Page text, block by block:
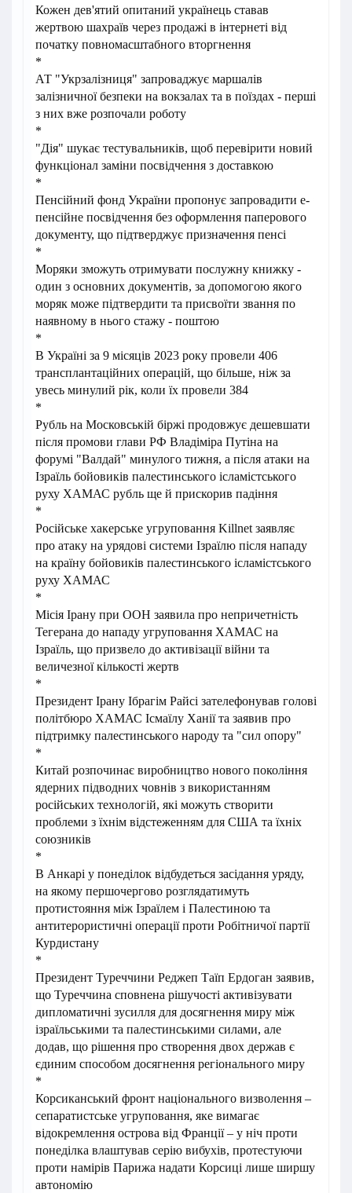
Кожен дев'ятий опитаний українець ставав
жертвою шахраїв через продажі в інтернеті від
початку повномасштабного вторгнення
*
АТ "Укрзалізниця" запроваджує маршалів
залізничної безпеки на вокзалах та в поїздах - перші
з них вже розпочали роботу
*
"Дія" шукає тестувальників, щоб перевірити новий
функціонал заміни посвідчення з доставкою
*
Пенсійний фонд України пропонує запровадити е-
пенсійне посвідчення без оформлення паперового
документу, що підтверджує призначення пенсі
*
Моряки зможуть отримувати послужну книжку -
один з основних документів, за допомогою якого
моряк може підтвердити та присвоїти звання по
наявному в нього стажу - поштою
*
В Україні за 9 місяців 2023 року провели 406
трансплантаційних операцій, що більше, ніж за
увесь минулий рік, коли їх провели 384
*
Рубль на Московській біржі продовжує дешевшати
після промови глави РФ Владіміра Путіна на
форумі "Валдай" минулого тижня, а після атаки на
Ізраїль бойовиків палестинського ісламістського
руху ХАМАС рубль ще й прискорив падіння
*
Російське хакерське угруповання Killnet заявляє
про атаку на урядові системи Ізраїлю після нападу
на країну бойовиків палестинського ісламістського
руху ХАМАС
*
Місія Ірану при ООН заявила про непричетність
Тегерана до нападу угруповання ХАМАС на
Ізраїль, що призвело до активізації війни та
величезної кількості жертв
*
Президент Ірану Ібрагім Райсі зателефонував голові
політбюро ХАМАС Ісмаїлу Ханії та заявив про
підтримку палестинського народу та "сил опору"
*
Китай розпочинає виробництво нового покоління
ядерних підводних човнів з використанням
російських технологій, які можуть створити
проблеми з їхнім відстеженням для США та їхніх
союзників
*
В Анкарі у понеділок відбудеться засідання уряду,
на якому першочергово розглядатимуть
протистояння між Ізраїлем і Палестиною та
антитерористичні операції проти Робітничої партії
Курдистану
*
Президент Туреччини Реджеп Таїп Ердоган заявив,
що Туреччина сповнена рішучості активізувати
дипломатичні зусилля для досягнення миру між
ізраїльськими та палестинськими силами, але
додав, що рішення про створення двох держав є
єдиним способом досягнення регіонального миру
*
Корсиканський фронт національного визволення –
сепаратистське угруповання, яке вимагає
відокремлення острова від Франції – у ніч проти
понеділка влаштував серію вибухів, протестуючи
проти намірів Парижа надати Корсиці лише ширшу
автономію